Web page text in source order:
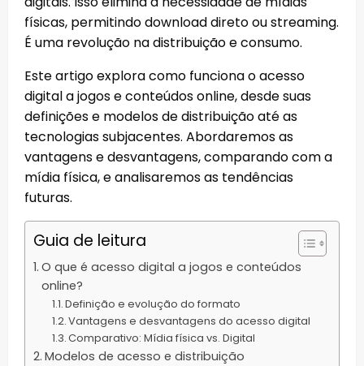
físicas, permitindo download direto ou streaming.
É uma revolução na distribuição e consumo.
Este artigo explora como funciona o acesso
digital a jogos e conteúdos online, desde suas
definições e modelos de distribuição até as
tecnologias subjacentes. Abordaremos as
vantagens e desvantagens, comparando com a
mídia física, e analisaremos as tendências
futuras.
Guia de leitura
O que é acesso digital a jogos e conteúdos
online?
Definição e evolução do formato
Vantagens e desvantagens do acesso digital
Comparativo: Mídia física vs. Digital
Modelos de acesso e distribuição